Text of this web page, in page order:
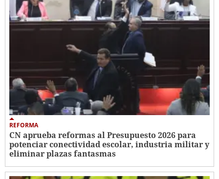
REFORMA
CN aprueba reformas al Presupuesto 2026 para
potenciar conectividad escolar, industria militar y
eliminar plazas fantasmas